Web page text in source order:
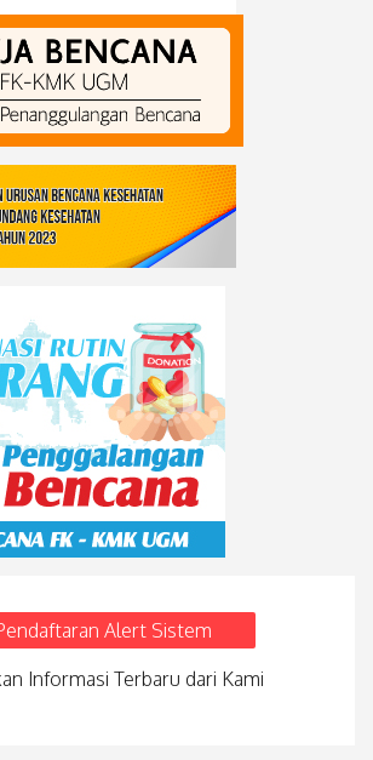
Alert Sistem
Informasi Terbaru dari Kami